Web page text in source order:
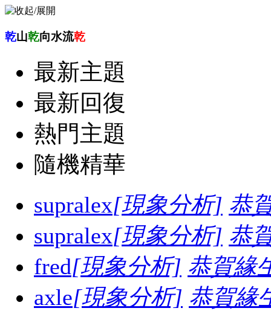
乾山乾向水流乾
最新主題
最新回復
熱門主題
隨機精華
supralex[現象分析] 恭
supralex[現象分析] 恭
fred[現象分析] 恭賀緣
axle[現象分析] 恭賀緣